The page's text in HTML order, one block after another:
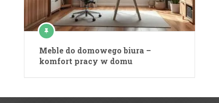
Meble do domowego biura –
komfort pracy w domu